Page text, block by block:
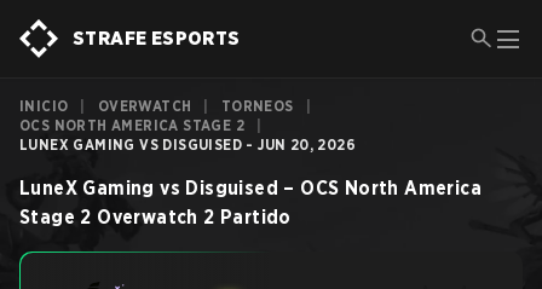
STRAFE ESPORTS
INICIO OVERWATCH TORNEOS
OCS NORTH AMERICA STAGE 2
LUNEX GAMING VS DISGUISED - JUN 20, 2026
LuneX Gaming vs Disguised – OCS North America
Stage 2 Overwatch 2 Partido